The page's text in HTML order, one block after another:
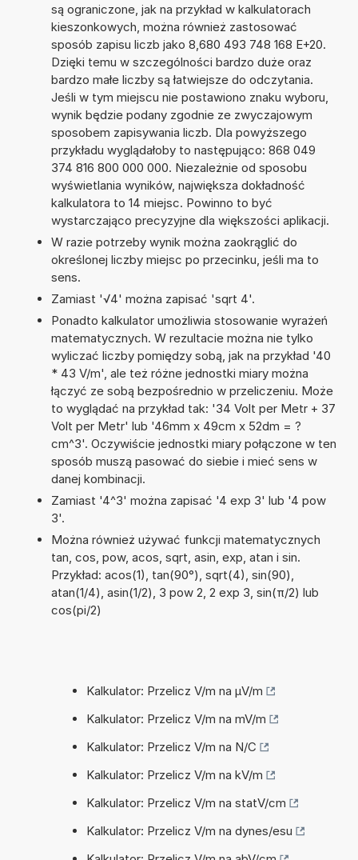
są ograniczone, jak na przykład w kalkulatorach
kieszonkowych, można również zastosować
sposób zapisu liczb jako 8,680 493 748 168 E+20.
Dzięki temu w szczególności bardzo duże oraz
bardzo małe liczby są łatwiejsze do odczytania.
Jeśli w tym miejscu nie postawiono znaku wyboru,
wynik będzie podany zgodnie ze zwyczajowym
sposobem zapisywania liczb. Dla powyższego
przykładu wyglądałoby to następująco: 868 049
374 816 800 000 000. Niezależnie od sposobu
wyświetlania wyników, największa dokładność
kalkulatora to 14 miejsc. Powinno to być
wystarczająco precyzyjne dla większości aplikacji.
W razie potrzeby wynik można zaokrąglić do
określonej liczby miejsc po przecinku, jeśli ma to
sens.
Zamiast '√4' można zapisać 'sqrt 4'.
Ponadto kalkulator umożliwia stosowanie wyrażeń
matematycznych. W rezultacie można nie tylko
wyliczać liczby pomiędzy sobą, jak na przykład '40
* 43 V/m', ale też różne jednostki miary można
łączyć ze sobą bezpośrednio w przeliczeniu. Może
to wyglądać na przykład tak: '34 Volt per Metr + 37
Volt per Metr' lub '46mm x 49cm x 52dm = ?
cm^3'. Oczywiście jednostki miary połączone w ten
sposób muszą pasować do siebie i mieć sens w
danej kombinacji.
Zamiast '4^3' można zapisać '4 exp 3' lub '4 pow
3'.
Można również używać funkcji matematycznych
tan, cos, pow, acos, sqrt, asin, exp, atan i sin.
Przykład: acos(1), tan(90°), sqrt(4), sin(90),
atan(1/4), asin(1/2), 3 pow 2, 2 exp 3, sin(π/2) lub
cos(pi/2)
Kalkulator: Przelicz V/m na µV/m
Kalkulator: Przelicz V/m na mV/m
Kalkulator: Przelicz V/m na N/C
Kalkulator: Przelicz V/m na kV/m
Kalkulator: Przelicz V/m na statV/cm
Kalkulator: Przelicz V/m na dynes/esu